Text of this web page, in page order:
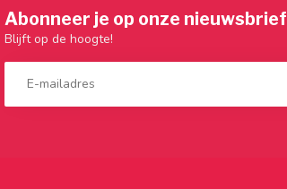
Abonneer je op onze nieuwsbrief
Blijft op de hoogte!